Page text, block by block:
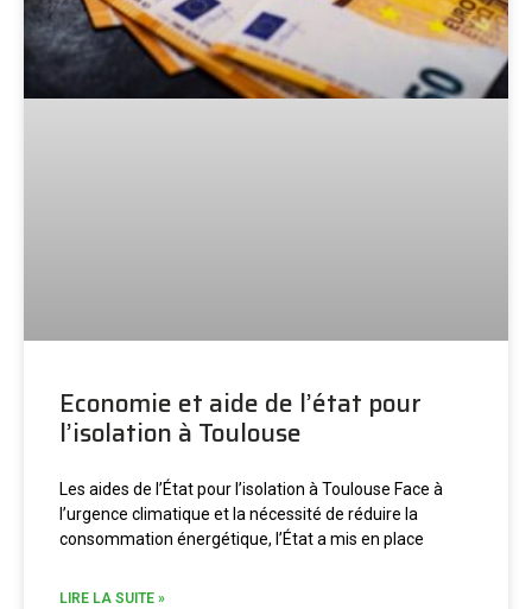
Economie et aide de l’état pour
l’isolation à Toulouse
Les aides de l’État pour l’isolation à Toulouse Face à
l’urgence climatique et la nécessité de réduire la
consommation énergétique, l’État a mis en place
LIRE LA SUITE »